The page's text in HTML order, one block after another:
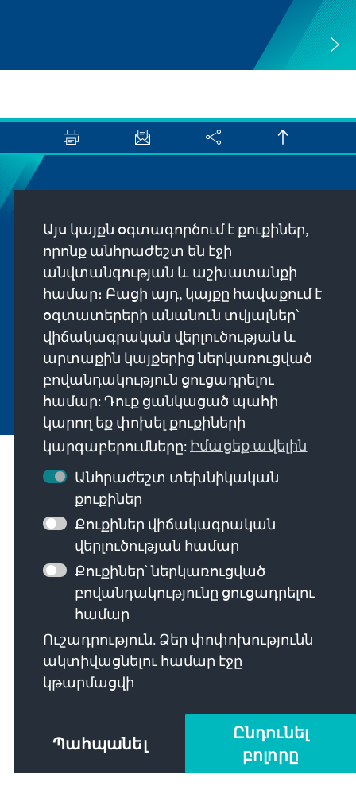
Erhalten Sie exklusive Einblicke in die neuesten
Publikationen, spannende Veranstaltungen und
Projekte direkt von unserer Vorsitzenden
Annegret Kramp-Karrenbauer. Abonnieren Sie
jetzt unseren Newsletter und bleiben Sie immer
auf dem Laufenden.
Jetzt abonnieren
Մեր առաքելությունը
Կապի միջոցներ
Հիմնադրամի այլ առաջարկներ
Կապ կենտրոնական գրասենյակի հետ
Գաղտնիության քաղաքականություն
Օգտագործման պայմաններ
Erklärung zur Barrierefreiheit
Barriere melden
Կայքի քարտեզ
© Konrad-Adenauer-Stiftung e.V. 2026
Այս կայքն օգտագործում է քուքիներ,
որոնք անհրաժեշտ են էջի
անվտանգության և աշխատանքի
համար։ Բացի այդ, կայքը հավաքում է
օգտատերերի անանուն տվյալներ՝
վիճակագրական վերլուծության և
արտաքին կայքերից ներկառուցված
բովանդակություն ցուցադրելու
համար: Դուք ցանկացած պահի
կարող եք փոխել քուքիների
կարգաբերումները: Իմացեք ավելին
Անհրաժեշտ տեխնիկական
քուքիներ
Քուքիներ վիճակագրական
վերլուծության համար
Քուքիներ՝ ներկառուցված
բովանդակությունը ցուցադրելու
համար
Ուշադրություն. Ձեր փոփոխությունն
ակտիվացնելու համար էջը
կթարմացվի
Պահպանել
Ընդունել
բոլորը